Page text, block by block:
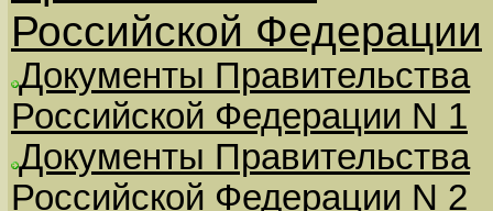
Российской Федерации
Документы Правительства
Российской Федерации N 1
Документы Правительства
Российской Федерации N 2